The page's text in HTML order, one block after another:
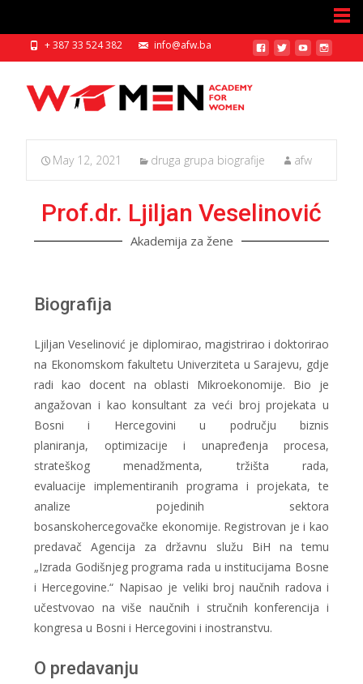
+ 387 33 524 382 info@afw.ba
May 12, 2021 druga grupa biografije afw
Prof.dr. Ljiljan Veselinović
Akademija za žene
Biografija
Ljiljan Veselinović je diplomirao, magistrirao i doktorirao
na Ekonomskom fakultetu Univerziteta u Sarajevu, gdje
radi kao docent na oblasti Mikroekonomije. Bio je
angažovan i kao konsultant za veći broj projekata u
Bosni i Hercegovini u području biznis
planiranja, optimizacije i unapređenja procesa,
strateškog menadžmenta, tržišta rada,
evaluacije implementiranih programa i projekata, te
analize pojedinih sektora
bosanskohercegovačke ekonomije. Registrovan je i kao
predavač Agencija za državnu služu BiH na temu
„Izrada Godišnjeg programa rada u institucijama Bosne
i Hercegovine.“ Napisao je veliki broj naučnih radova i
učestvovao na više naučnih i stručnih konferencija i
kongresa u Bosni i Hercegovini i inostranstvu.
O predavanju